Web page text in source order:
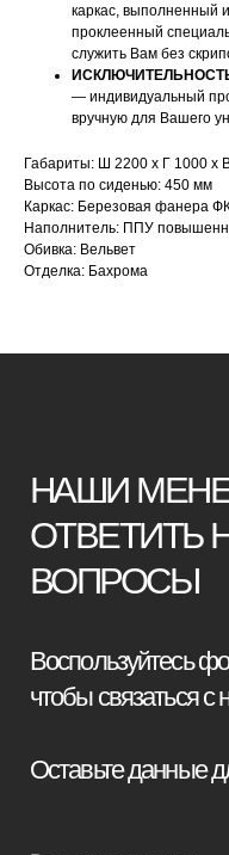
каркас, выполненный
проклеенный
служить Вам без
— индивидуальный
вручную для Вашего
Габариты: Ш 2200 х Г 1000 х
Высота по сиденью: 450 мм
Каркас: Березовая фанера
Наполнитель: ППУ
Обивка: Вельвет
Отделка: Бахрома
Воспользуйтесь формой
чтобы связаться с нами
НАШИ
ОТВЕТИТЬ НА
ВОПРОСЫ
конфиденциальности